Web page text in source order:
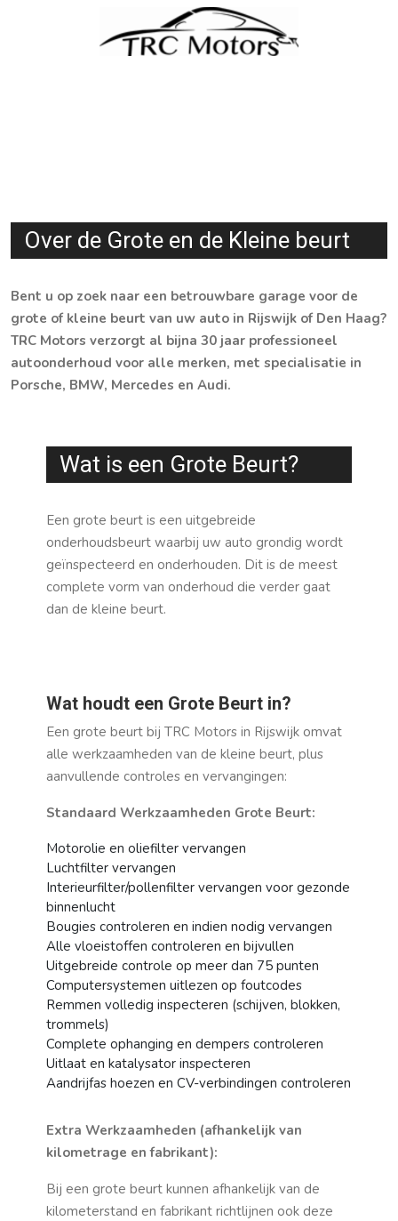
Over de Grote en de Kleine beurt
Bent u op zoek naar een betrouwbare garage voor de
grote of kleine beurt van uw auto in Rijswijk of Den Haag?
TRC Motors verzorgt al bijna 30 jaar professioneel
autoonderhoud voor alle merken, met specialisatie in
Porsche, BMW, Mercedes en Audi.
Wat is een Grote Beurt?
Een grote beurt is een uitgebreide
onderhoudsbeurt waarbij uw auto grondig wordt
geïnspecteerd en onderhouden. Dit is de meest
complete vorm van onderhoud die verder gaat
dan de kleine beurt.
Wat houdt een Grote Beurt in?
Een grote beurt bij TRC Motors in Rijswijk omvat
alle werkzaamheden van de kleine beurt, plus
aanvullende controles en vervangingen:
Standaard Werkzaamheden Grote Beurt:
Motorolie en oliefilter vervangen
Luchtfilter vervangen
Interieurfilter/pollenfilter vervangen voor gezonde
binnenlucht
Bougies controleren en indien nodig vervangen
Alle vloeistoffen controleren en bijvullen
Uitgebreide controle op meer dan 75 punten
Computersystemen uitlezen op foutcodes
Remmen volledig inspecteren (schijven, blokken,
trommels)
Complete ophanging en dempers controleren
Uitlaat en katalysator inspecteren
Aandrijfas hoezen en CV-verbindingen controleren
Extra Werkzaamheden (afhankelijk van
kilometrage en fabrikant):
Bij een grote beurt kunnen afhankelijk van de
kilometerstand en fabrikant richtlijnen ook deze